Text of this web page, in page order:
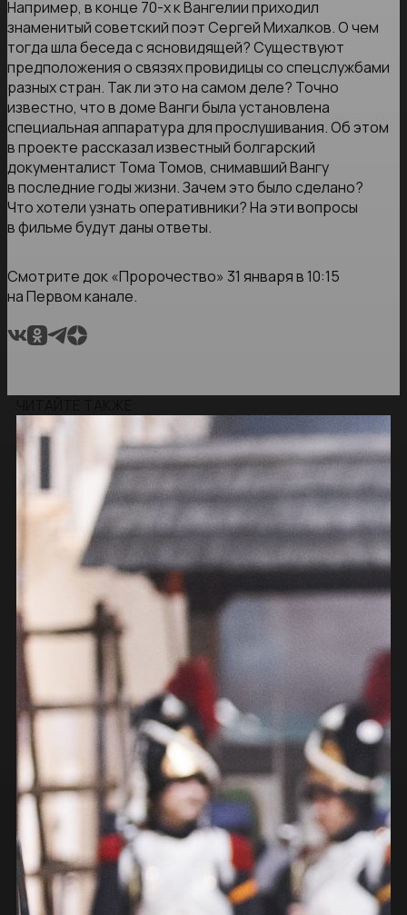
Например, в конце 70-х к Вангелии приходил
знаменитый советский поэт Сергей Михалков. О чем
тогда шла беседа с ясновидящей? Существуют
предположения о связях провидицы со спецслужбами
разных стран. Так ли это на самом деле? Точно
известно, что в доме Ванги была установлена
специальная аппаратура для прослушивания. Об этом
в проекте рассказал известный болгарский
документалист Тома Томов, снимавший Вангу
в последние годы жизни. Зачем это было сделано?
Что хотели узнать оперативники? На эти вопросы
в фильме будут даны ответы.
Смотрите док «Пророчество» 31 января в 10:15
на Первом канале.